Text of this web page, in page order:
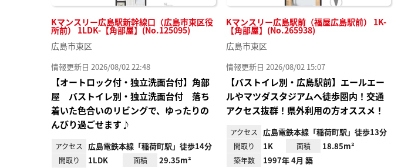
Kマンスリー広島駅新幹線口（広島市東区役
所前） 1LDK-【角部屋】(No.125095)
広島市東区
情報更新日 2026/08/02 22:48
【オートロック付・独立洗面台付】角部
屋 バストイレ別・独立洗面台付 落ち
着いた色合いのリビングで、ゆったりの
んびり過ごせます♪
アクセス 広島電鉄本線「稲荷町駅」徒歩14分
間取り 1LDK 面積 29.35m²
Kマンスリー広島駅前（福屋広島駅前） 1K-
【角部屋】(No.265938)
広島市東区
情報更新日 2026/08/02 15:07
【バストイレ別・広島駅前】エールエー
ルやマツダスタジアムへ徒歩圏内！交通
アクセス抜群！県外利用の方オススメ！
アクセス 広島電鉄本線「稲荷町駅」徒歩13分
間取り 1K 面積 18.85m²
築年数 1997年 4月 築